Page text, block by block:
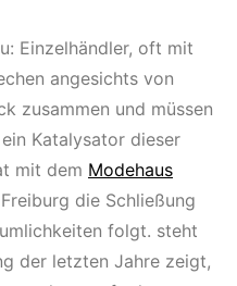
Einzelhändler, oft mit
angesichts von
zusammen und müssen
Katalysator dieser
mit dem Modehaus
die Schließung
folgt. steht
der letzten Jahre zeigt,